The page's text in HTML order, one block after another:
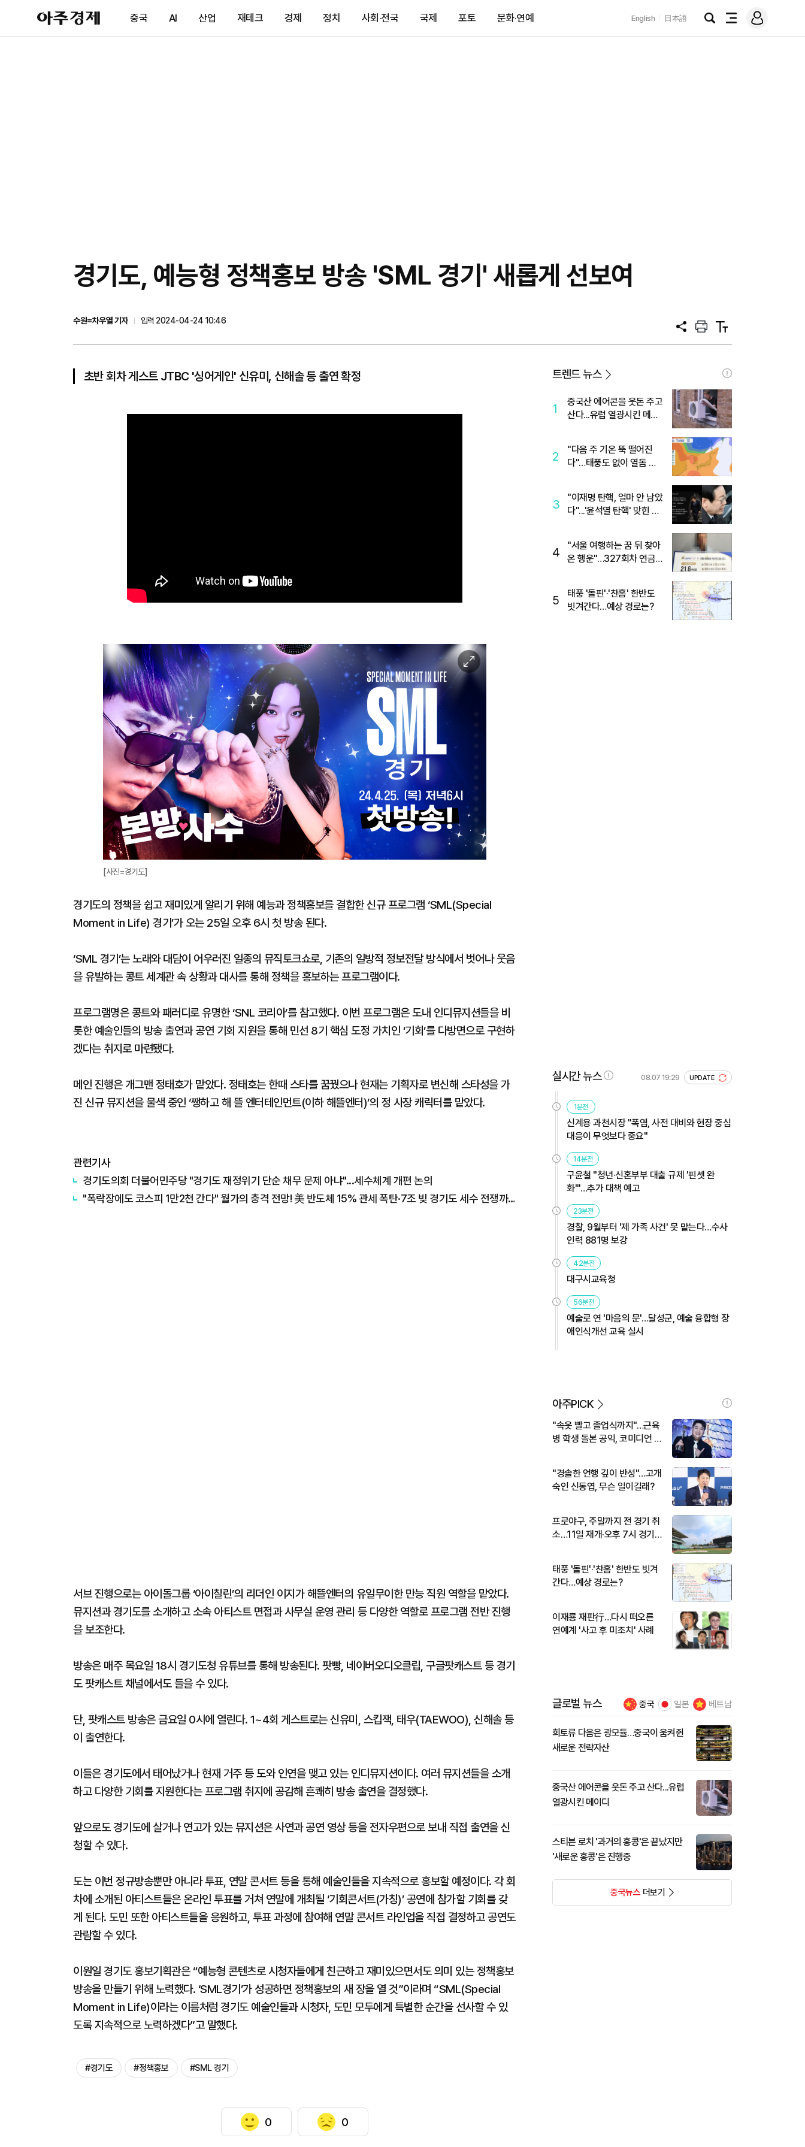
아
주
제
중국 AI 산업 재테크 경제 정치 사회·전국 국제 포토 문화·연예 English 日本語
검
전
메
그
경기도, 예능형 정책홍보 방송 'SML 경기' 새롭게 선보여
수원=차우열 기자
입력 2024-04-24 10:46
공
프
트
텍
트
초반 회차 게스트 JTBC '싱어게인' 신유미, 신해솔 등 출연 확정
이
미
확
[사진=경기도]
경기도의 정책을 쉽고 재미있게 알리기 위해 예능과 정책홍보를 결합한 신규 프로그램 ‘SML(Special
Moment in Life) 경기’가 오는 25일 오후 6시 첫 방송 된다.
‘SML 경기’는 노래와 대담이 어우러진 일종의 뮤직토크쇼로, 기존의 일방적 정보전달 방식에서 벗어나 웃음
을 유발하는 콩트 세계관 속 상황과 대사를 통해 정책을 홍보하는 프로그램이다.
프로그램명은 콩트와 패러디로 유명한 ‘SNL 코리아’를 참고했다. 이번 프로그램은 도내 인디뮤지션들을 비
롯한 예술인들의 방송 출연과 공연 기회 지원을 통해 민선 8기 핵심 도정 가치인 ‘기회’를 다방면으로 구현하
겠다는 취지로 마련됐다.
메인 진행은 개그맨 정태호가 맡았다. 정태호는 한때 스타를 꿈꿨으나 현재는 기획자로 변신해 스타성을 가
진 신규 뮤지션을 물색 중인 ‘쨍하고 해 뜰 엔터테인먼트(이하 해뜰엔터)’의 정 사장 캐릭터를 맡았다.
관련기사
경기도의회 더불어민주당 "경기도 재정위기 단순 채무 문제 아냐"...세수체계 개편 논의
"폭락장에도 코스피 1만2천 간다" 월가의 충격 전망! 美 반도체 15% 관세 폭탄·7조 빚 경기도 세수 전쟁까지
서브 진행으로는 아이돌그룹 ‘아이칠린’의 리더인 이지가 해뜰엔터의 유일무이한 만능 직원 역할을 맡았다.
뮤지션과 경기도를 소개하고 소속 아티스트 면접과 사무실 운영 관리 등 다양한 역할로 프로그램 전반 진행
을 보조한다.
방송은 매주 목요일 18시 경기도청 유튜브를 통해 방송된다. 팟빵, 네이버오디오클립, 구글팟캐스트 등 경기
도 팟캐스트 채널에서도 들을 수 있다.
단, 팟캐스트 방송은 금요일 0시에 열린다. 1~4회 게스트로는 신유미, 스킵잭, 태우(TAEWOO), 신해솔 등
이 출연한다.
이들은 경기도에서 태어났거나 현재 거주 등 도와 인연을 맺고 있는 인디뮤지션이다. 여러 뮤지션들을 소개
하고 다양한 기회를 지원한다는 프로그램 취지에 공감해 흔쾌히 방송 출연을 결정했다.
앞으로도 경기도에 살거나 연고가 있는 뮤지션은 사연과 공연 영상 등을 전자우편으로 보내 직접 출연을 신
청할 수 있다.
도는 이번 정규방송뿐만 아니라 투표, 연말 콘서트 등을 통해 예술인들을 지속적으로 홍보할 예정이다. 각 회
차에 소개된 아티스트들은 온라인 투표를 거쳐 연말에 개최될 ‘기회콘서트(가칭)’ 공연에 참가할 기회를 갖
게 된다. 도민 또한 아티스트들을 응원하고, 투표 과정에 참여해 연말 콘서트 라인업을 직접 결정하고 공연도
관람할 수 있다.
이원일 경기도 홍보기획관은 “예능형 콘텐츠로 시청자들에게 친근하고 재미있으면서도 의미 있는 정책홍보
방송을 만들기 위해 노력했다. ‘SML경기’가 성공하면 정책홍보의 새 장을 열 것”이라며 “SML(Special
Moment in Life)이라는 이름처럼 경기도 예술인들과 시청자, 도민 모두에게 특별한 순간을 선사할 수 있
도록 지속적으로 노력하겠다”고 말했다.
#경기도 #정책홍보 #SML 경기
0 0
트렌드 뉴스
1
중국산 에어콘을 웃돈 주고
산다...유럽 열광시킨 메이
2
"다음 주 기온 뚝 떨어진
다"…태풍도 없이 열돔 박
3
"이재명 탄핵, 얼마 안 남았
다"...'윤석열 탄핵' 맞힌 무
4
"서울 여행하는 꿈 뒤 찾아
온 행운"…327회차 연금
5
태풍 '돌핀'·'찬홈' 한반도
빗겨간다…예상 경로는?
실시간 뉴스 08.07 19:29 UPDATE
1분전
신계용 과천시장 "폭염, 사전 대비와 현장 중심
대응이 무엇보다 중요"
14분전
구윤철 "청년·신혼부부 대출 규제 '핀셋 완
화'"…추가 대책 예고
23분전
경찰, 9월부터 '제 가족 사건' 못 맡는다…수사
인력 881명 보강
42분전
대구시교육청
56분전
예술로 연 '마음의 문'…달성군, 예술 융합형 장
애인식개선 교육 실시
아주PICK
"속옷 빨고 졸업식까지"…근육
병 학생 돌본 공익, 코미디언 김
"경솔한 언행 깊이 반성"…고개
숙인 신동엽, 무슨 일이길래?
프로야구, 주말까지 전 경기 취
소…11일 재개·오후 7시 경기
태풍 '돌핀'·'찬홈' 한반도 빗겨
간다…예상 경로는?
이재룡 재판行…다시 떠오른
연예계 '사고 후 미조치' 사례
글로벌 뉴스 중국 일본 베트남
희토류 다음은 광모듈…중국이 움켜쥔
새로운 전략자산
중국산 에어콘을 웃돈 주고 산다...유럽
열광시킨 메이디
스티븐 로치 '과거의 홍콩'은 끝났지만
'새로운 홍콩'은 진행중
중국뉴스더보기